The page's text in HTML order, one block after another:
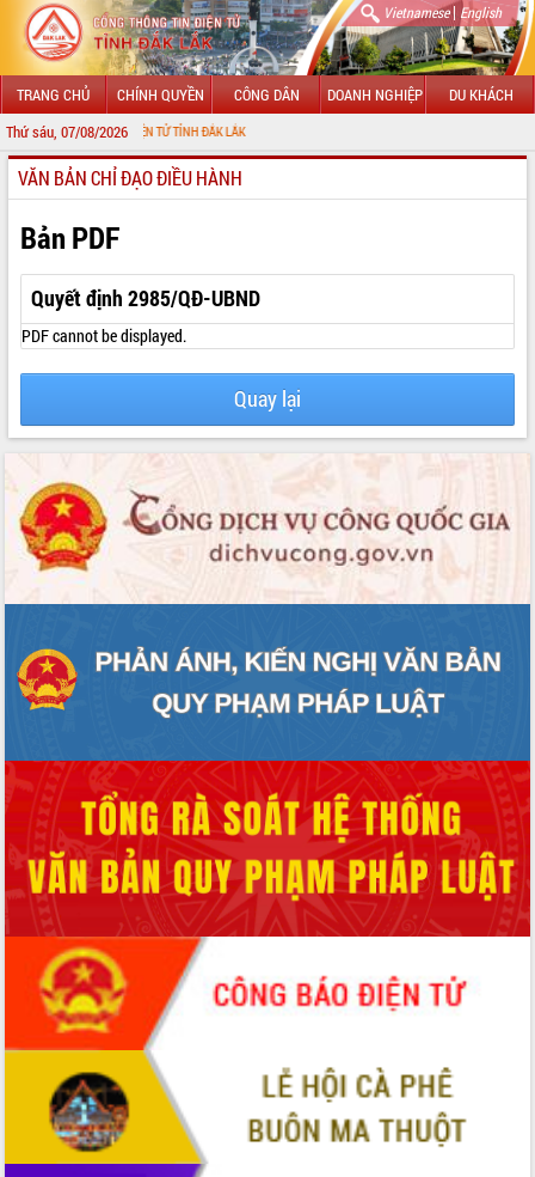
Vietnamese| English
TRANG CHỦ CHÍNH QUYỀN CÔNG DÂN DOANH NGHIỆP DU KHÁCH
Thứ sáu, 07/08/2026
THÔNG TIN ĐIỆN TỬ TỈNH ĐẮK LẮK
GIỚI THIỆU
LÃNH ĐẠO UBND TỈNH
TIN TỨC SỰ KIỆN
SỞ, BAN, NGÀNH
UBND CÁC XÃ, PHƯỜNG
THÔNG TIN CHỈ ĐẠO ĐIỀU HÀNH
VĂN BẢN HĐND TỈNH
ĐIỂM TIN VĂN BẢN
VIDEO
Không có file video nào để phát.
VĂN BẢN CHỈ ĐẠO ĐIỀU HÀNH
Bản PDF
Quyết định 2985/QĐ-UBND
PDF cannot be displayed.
Quay lại